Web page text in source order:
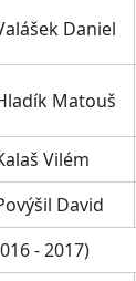
Daniel
Matouš
Vilém
David
- 2017)